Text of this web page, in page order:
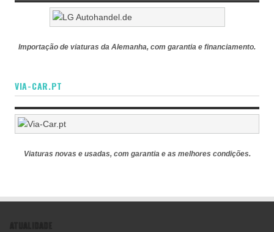
Importação de viaturas da Alemanha, com garantia e financiamento.
VIA-CAR.PT
Viaturas novas e usadas, com garantia e as melhores condições.
ATUALIDADE